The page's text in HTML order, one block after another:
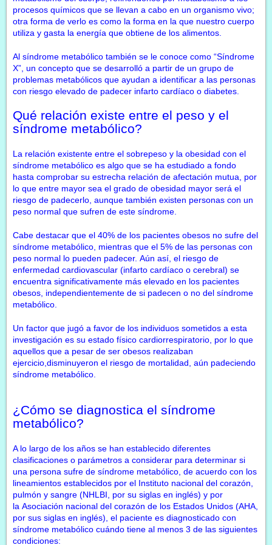
procesos químicos que se llevan a cabo en un organismo vivo;
otra forma de verlo es como la forma en la que nuestro cuerpo
utiliza y gasta la energía que obtiene de los alimentos.
Al síndrome metabólico también se le conoce como “Síndrome
X”, un concepto que se desarrolló a partir de un grupo de
problemas metabólicos que ayudan a identificar a las personas
con riesgo elevado de padecer infarto cardíaco o diabetes.
Qué relación existe entre el peso y el
síndrome metabólico?
La relación existente entre el sobrepeso y la obesidad con el
síndrome metabólico es algo que se ha estudiado a fondo
hasta comprobar su estrecha relación de afectación mutua, por
lo que entre mayor sea el grado de obesidad mayor será el
riesgo de padecerlo, aunque también existen personas con un
peso normal que sufren de este síndrome.
Cabe destacar que el 40% de los pacientes obesos no sufre del
síndrome metabólico, mientras que el 5% de las personas con
peso normal lo pueden padecer. Aún así, el riesgo de
enfermedad cardiovascular (infarto cardíaco o cerebral) se
encuentra significativamente más elevado en los pacientes
obesos, independientemente de si padecen o no del síndrome
metabólico.
Un factor que jugó a favor de los individuos sometidos a esta
investigación es su estado físico cardiorrespiratorio, por lo que
aquellos que a pesar de ser obesos realizaban
ejercicio,disminuyeron el riesgo de mortalidad, aún padeciendo
síndrome metabólico.
¿Cómo se diagnostica el síndrome
metabólico?
A lo largo de los años se han establecido diferentes
clasificaciones o parámetros a considerar para determinar si
una persona sufre de síndrome metabólico, de acuerdo con los
lineamientos establecidos por el Instituto nacional del corazón,
pulmón y sangre (NHLBI, por su siglas en inglés) y por
la Asociación nacional del corazón de los Estados Unidos (AHA,
por sus siglas en inglés), el paciente es diagnosticado con
síndrome metabólico cuándo tiene al menos 3 de las siguientes
condiciones: